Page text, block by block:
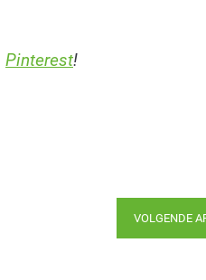
Pinterest!
VOLGENDE